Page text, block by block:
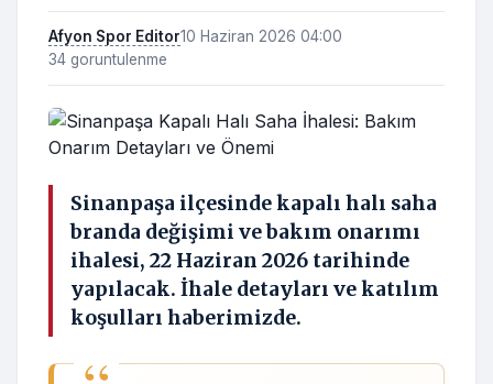
Afyon Spor Editor10 Haziran 2026 04:00
34 goruntulenme
Sinanpaşa ilçesinde kapalı halı saha
branda değişimi ve bakım onarımı
ihalesi, 22 Haziran 2026 tarihinde
yapılacak. İhale detayları ve katılım
koşulları haberimizde.